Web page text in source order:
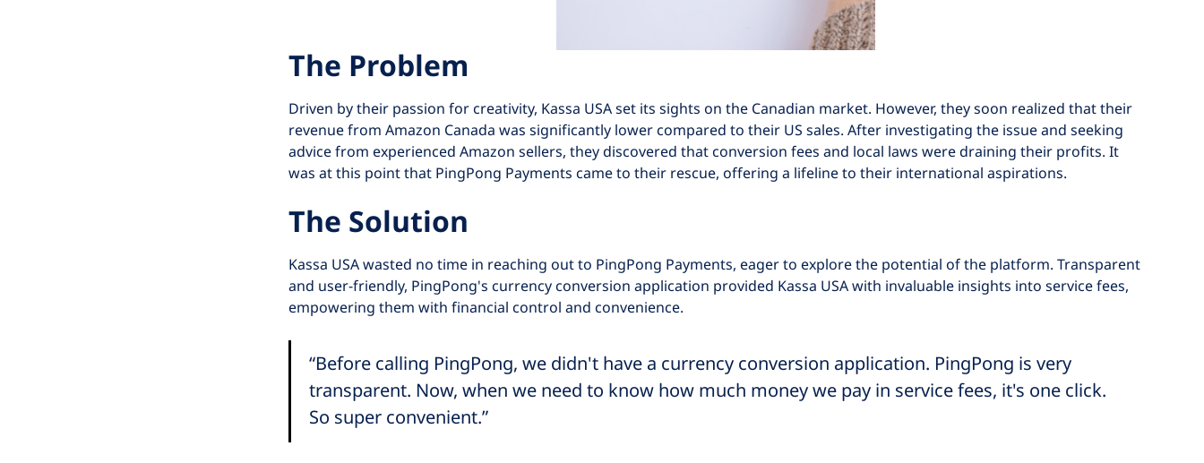
The Problem
Driven by their passion for creativity, Kassa USA set its sights on the Canadian market. However, they soon realized that their
revenue from Amazon Canada was significantly lower compared to their US sales. After investigating the issue and seeking
advice from experienced Amazon sellers, they discovered that conversion fees and local laws were draining their profits. It
was at this point that PingPong Payments came to their rescue, offering a lifeline to their international aspirations.
The Solution
Kassa USA wasted no time in reaching out to PingPong Payments, eager to explore the potential of the platform. Transparent
and user-friendly, PingPong's currency conversion application provided Kassa USA with invaluable insights into service fees,
empowering them with financial control and convenience.
“Before calling PingPong, we didn't have a currency conversion application. PingPong is very
transparent. Now, when we need to know how much money we pay in service fees, it's one click.
So super convenient.”